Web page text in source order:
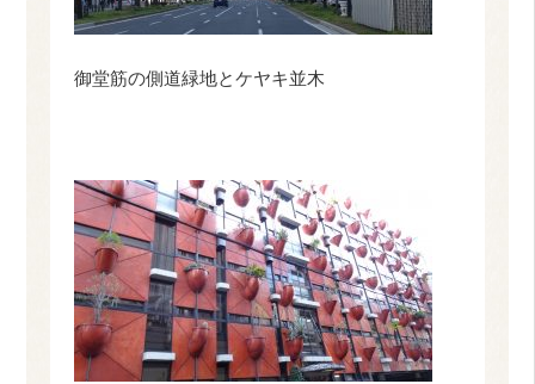
御堂筋の側道緑地とケヤキ並木